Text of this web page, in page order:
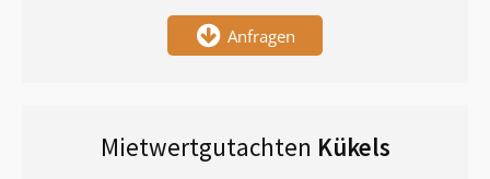
Anfragen
Mietwertgutachten Kükels